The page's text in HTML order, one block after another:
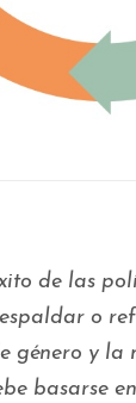
de las
o
género y la
basarse